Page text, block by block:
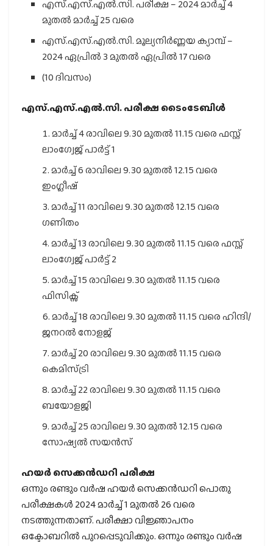
എസ്.എസ്.എല്‍.സി. പരീക്ഷ – 2024 മാര്‍ച്ച് 4
മുതല്‍ മാര്‍ച്ച് 25 വരെ
എസ്.എസ്.എല്‍.സി. മൂല്യനിര്‍ണ്ണയ ക്യാമ്പ് –
2024 ഏപ്രില്‍ 3 മുതല്‍ ഏപ്രില്‍ 17 വരെ
(10 ദിവസം)
എസ്.എസ്.എല്‍.സി. പരീക്ഷ ടൈംടേബിള്‍
മാര്‍ച്ച് 4 രാവിലെ 9.30 മുതല്‍ 11.15 വരെ ഫസ്റ്റ്
ലാംഗ്വേജ് പാര്‍ട്ട് 1
മാര്‍ച്ച് 6 രാവിലെ 9.30 മുതല്‍ 12.15 വരെ
ഇംഗ്ലീഷ്
മാര്‍ച്ച് 11 രാവിലെ 9.30 മുതല്‍ 12.15 വരെ
ഗണിതം
മാര്‍ച്ച് 13 രാവിലെ 9.30 മുതല്‍ 11.15 വരെ ഫസ്റ്റ്
ലാംഗ്വേജ് പാര്‍ട്ട് 2
മാര്‍ച്ച് 15 രാവിലെ 9.30 മുതല്‍ 11.15 വരെ
ഫിസിക്സ്
മാര്‍ച്ച് 18 രാവിലെ 9.30 മുതല്‍ 11.15 വരെ ഹിന്ദി/
ജനറല്‍ നോളജ്
മാര്‍ച്ച് 20 രാവിലെ 9.30 മുതല്‍ 11.15 വരെ
കെമിസ്ട്രി
മാര്‍ച്ച് 22 രാവിലെ 9.30 മുതല്‍ 11.15 വരെ
ബയോളജി
മാര്‍ച്ച് 25 രാവിലെ 9.30 മുതല്‍ 12.15 വരെ
സോഷ്യല്‍ സയന്‍സ്
ഹയര്‍ സെക്കന്‍ഡറി പരീക്ഷ
ഒന്നും രണ്ടും വര്‍ഷ ഹയര്‍ സെക്കന്‍ഡറി പൊതു
പരീക്ഷകള്‍ 2024 മാര്‍ച്ച് 1 മുതല്‍ 26 വരെ
നടത്തുന്നതാണ്. പരീക്ഷാ വിജ്ഞാപനം
ഒക്ടോബറില്‍ പുറപ്പെടുവിക്കും. ഒന്നും രണ്ടും വര്‍ഷ